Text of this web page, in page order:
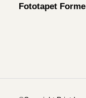
Fototapet